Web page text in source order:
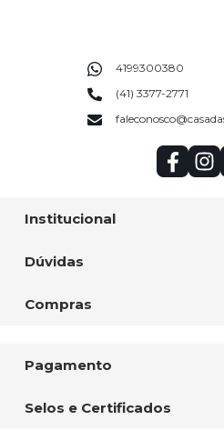
Institucional
Dúvidas
Compras
4199300380
(41) 3377-2771
Pagamento
Selos e Certificados